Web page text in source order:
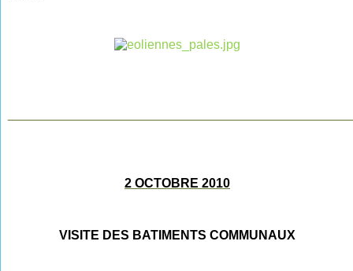
2 OCTOBRE 2010
VISITE DES BATIMENTS COMMUNAUX